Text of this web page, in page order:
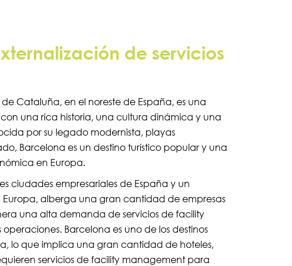
de servicios
Cataluña, en el noreste de España, es una
una rica historia, una cultura dinámica y una
por su legado modernista, playas
Barcelona es un destino turístico popular y una
en Europa.
ciudades empresariales de España y un
alberga una gran cantidad de empresas
una alta demanda de servicios de facility
Barcelona es uno de los destinos
lo que implica una gran cantidad de hoteles,
servicios de facility management para